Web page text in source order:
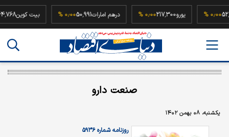
یورو217,300 درهم امارات50,991 بیت
صنعت دارو
یکشنبه، ۰۸ بهمن ۱۴۰۲
روزنامه شماره ۵۹۳۶